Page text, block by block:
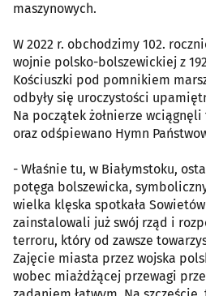
maszynowych.
W 2022 r. obchodzimy 102.
wojnie polsko-bolszewickiej z
Kościuszki pod pomnikiem
odbyły się uroczystości
Na początek żołnierze
oraz odśpiewano Hymn
- Właśnie tu, w Białymstoku,
potęga bolszewicka,
wielka klęska spotkała
zainstalowali już swój rząd i
terroru, który od zawsze
Zajęcie miasta przez wojska
wobec miażdżącej przewagi